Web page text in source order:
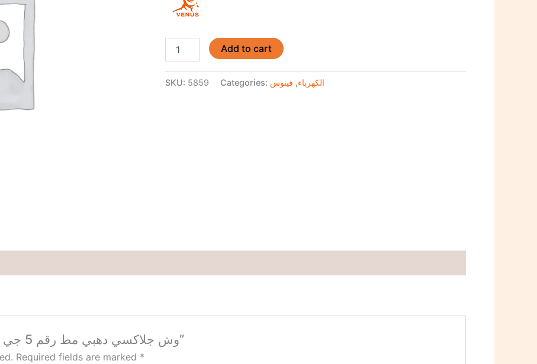
Add to cart
SKU: 5859 Categories: الكهرباء, فينوس
Be the first to review “وش جلاكسي دهبي مط رقم 5 جي فينوس”
Required fields are marked *